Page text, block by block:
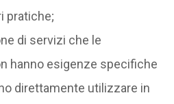
pratiche;
di servizi che le
hanno esigenze specifiche
direttamente utilizzare in